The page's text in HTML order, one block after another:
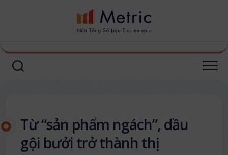
Từ “sản phẩm ngách”, dầu
gội bưởi trở thành thị